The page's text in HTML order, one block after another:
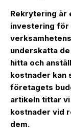
Rekrytering är
investering för
underskatta
hitta och
kostnader kan
företagets
artikeln tittar
kostnader vid
dem.